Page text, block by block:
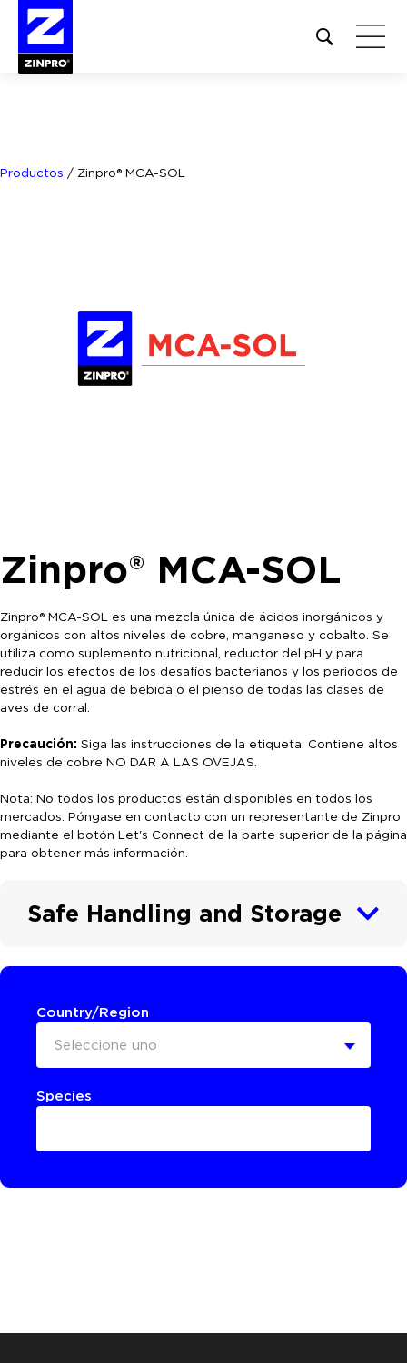
Open
site
Productos / Zinpro® MCA-SOL
Zinpro® MCA-SOL
Zinpro® MCA-SOL es una mezcla única de ácidos inorgánicos y
orgánicos con altos niveles de cobre, manganeso y cobalto. Se
utiliza como suplemento nutricional, reductor del pH y para
reducir los efectos de los desafíos bacterianos y los periodos de
estrés en el agua de bebida o el pienso de todas las clases de
aves de corral.
Precaución: Siga las instrucciones de la etiqueta. Contiene altos
niveles de cobre NO DAR A LAS OVEJAS.
Nota: No todos los productos están disponibles en todos los
mercados. Póngase en contacto con un representante de Zinpro
mediante el botón Let's Connect de la parte superior de la página
para obtener más información.
Safe Handling and Storage
Country/Region
Seleccione uno
Species